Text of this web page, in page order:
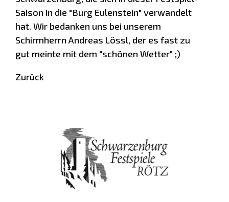
Saison in die "Burg Eulenstein" verwandelt
hat. Wir bedanken uns bei unserem
Schirmherrn Andreas Lössl, der es fast zu
gut meinte mit dem "schönen Wetter" ;)
Zurück